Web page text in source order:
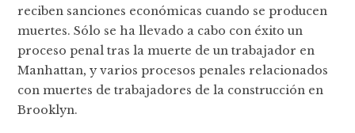
reciben sanciones económicas cuando se producen
muertes. Sólo se ha llevado a cabo con éxito un
proceso penal tras la muerte de un trabajador en
Manhattan, y varios procesos penales relacionados
con muertes de trabajadores de la construcción en
Brooklyn.